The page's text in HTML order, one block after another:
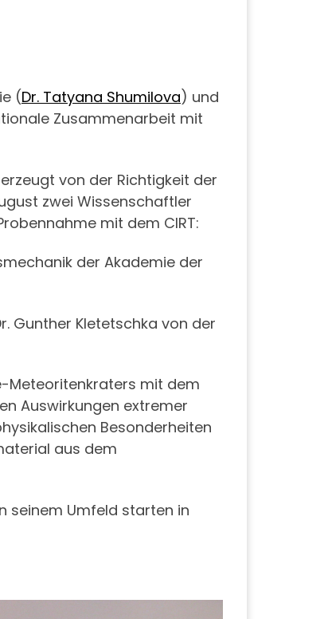
(Dr. Tatyana Shumilova) und
Zusammenarbeit mit
von der Richtigkeit der
zwei Wissenschaftler
mit dem CIRT:
der Akademie der
Gunther Kletetschka von der
Meteoritenkraters mit dem
Auswirkungen extremer
Besonderheiten
aus dem
seinem Umfeld starten in